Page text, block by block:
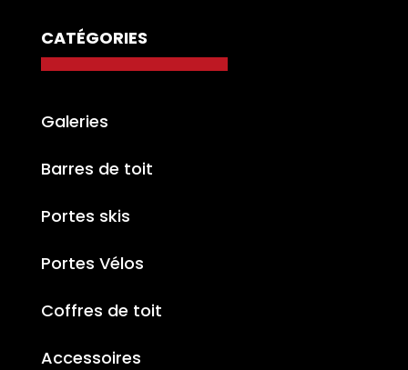
CATÉGORIES
Galeries
Barres de toit
Portes skis
Portes Vélos
Coffres de toit
Accessoires